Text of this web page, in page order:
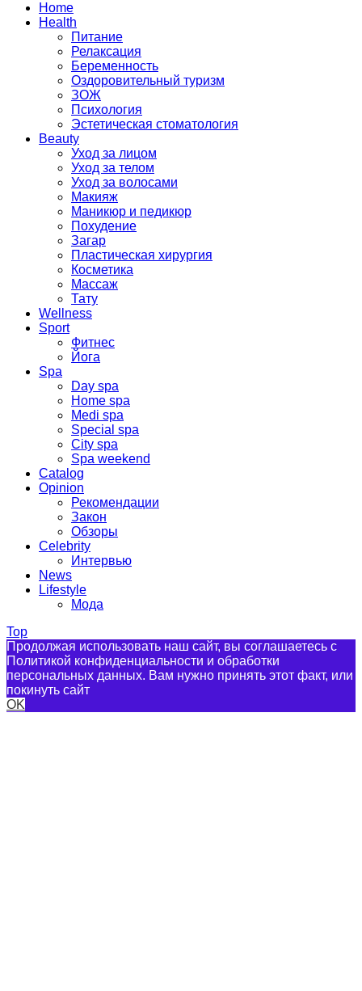
Home
Health
Питание
Релаксация
Беременность
Оздоровительный туризм
ЗОЖ
Психология
Эстетическая стоматология
Beauty
Уход за лицом
Уход за телом
Уход за волосами
Макияж
Маникюр и педикюр
Похудение
Загар
Пластическая хирургия
Косметика
Массаж
Тату
Wellness
Sport
Фитнес
Йога
Spa
Day spa
Home spa
Medi spa
Special spa
City spa
Spa weekend
Catalog
Opinion
Рекомендации
Закон
Обзоры
Celebrity
Интервью
News
Lifestyle
Мода
Top
Продолжая использовать наш сайт, вы соглашаетесь с
Политикой конфиденциальности и обработки
персональных данных. Вам нужно принять этот факт, или
покинуть сайт
OK